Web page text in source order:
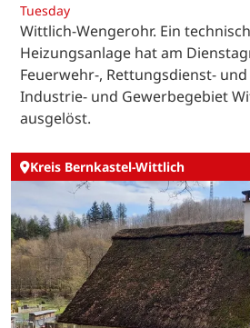
Tuesday
Wittlich-Wengerohr. Ein
Heizungsanlage hat am
Feuerwehr-, Rettungsdienst-
Industrie- und Gewerbegebiet
ausgelöst.
Kreis Bernkastel-Wittlich